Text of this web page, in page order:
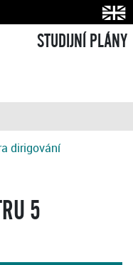
STUDIJNÍ PLÁNY
dirigování
5